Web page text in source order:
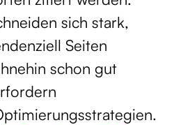
sich stark,
Seiten
schon gut